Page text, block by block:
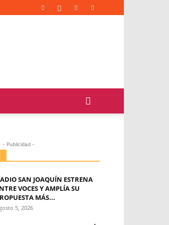
- Publicidad -
SAN JOAQUÍN ESTRENA
VOCES Y AMPLÍA SU
MÁS...
5, 2026